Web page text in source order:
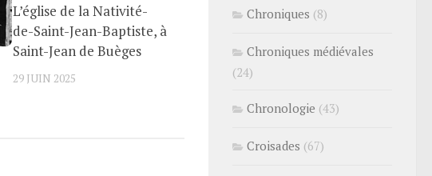
L’église de la Nativité-
de-Saint-Jean-Baptiste, à
Saint-Jean de Buèges
29 JUIN 2025
Chroniques (8)
Chroniques médiévales
(24)
Chronologie (43)
Croisades (67)